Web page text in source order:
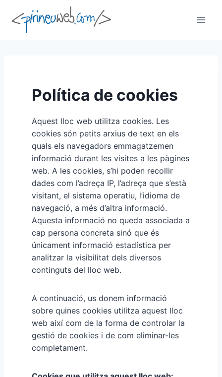
contingut
Política de cookies
Aquest lloc web utilitza cookies. Les
cookies són petits arxius de text en els
quals els navegadors emmagatzemen
informació durant les visites a les pàgines
web. A les cookies, s’hi poden recollir
dades com l’adreça IP, l’adreça que s’està
visitant, el sistema operatiu, l’idioma de
navegació, a més d’altra informació.
Aquesta informació no queda associada a
cap persona concreta sinó que és
únicament informació estadística per
analitzar la visibilitat dels diversos
continguts del lloc web.
A continuació, us donem informació
sobre quines cookies utilitza aquest lloc
web així com de la forma de controlar la
gestió de cookies i de com eliminar-les
completament.